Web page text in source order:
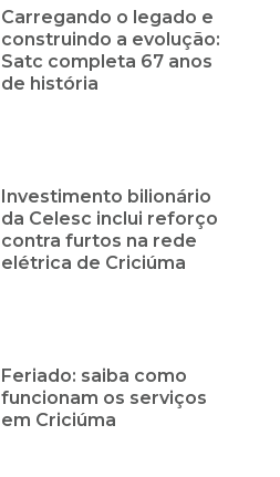
Carregando o legado e
construindo a evolução:
Satc completa 67 anos
de história
Investimento bilionário
da Celesc inclui reforço
contra furtos na rede
elétrica de Criciúma
Feriado: saiba como
funcionam os serviços
em Criciúma